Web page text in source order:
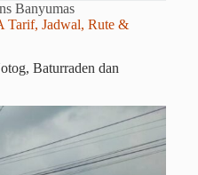
Banyumas
Jadwal, Rute &
Baturraden dan